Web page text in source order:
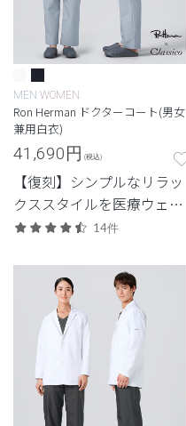
MEN WOMEN
Ron Herman ドクターコート(男女
兼用白衣)
41,690円 (税込)
【復刻】シンプルなリラッ
クススタイルを医療ウェア
に落とし込んだロンハーマ
ッション性と機能性を兼ね
備えたドクターコート。
14件